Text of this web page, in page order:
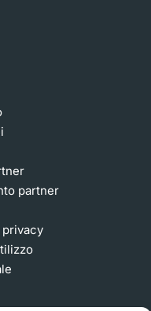
partner